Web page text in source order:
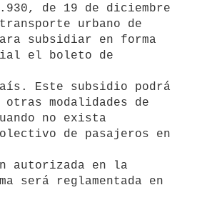
de 19 de diciembre
urbano de
subsidiar en forma
el boleto de
Este subsidio podrá
otras modalidades de
no exista
de pasajeros en
autorizada en la
será reglamentada en